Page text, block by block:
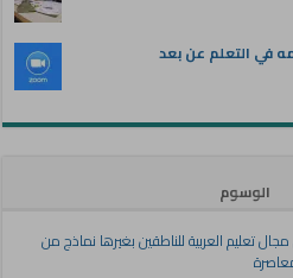
الوسوم
تعليم العربية للناطقين بغيرها نماذج من